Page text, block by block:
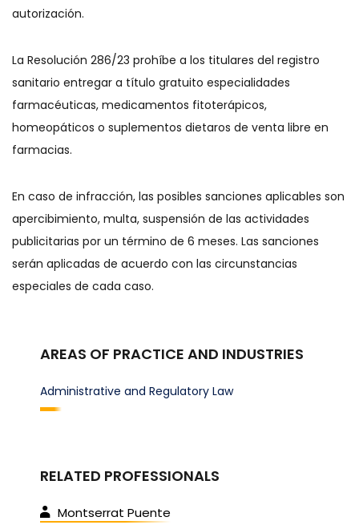
autorización.
La Resolución 286/23 prohíbe a los titulares del registro
sanitario entregar a título gratuito especialidades
farmacéuticas, medicamentos fitoterápicos,
homeopáticos o suplementos dietaros de venta libre en
farmacias.
En caso de infracción, las posibles sanciones aplicables son
apercibimiento, multa, suspensión de las actividades
publicitarias por un término de 6 meses. Las sanciones
serán aplicadas de acuerdo con las circunstancias
especiales de cada caso.
AREAS OF PRACTICE AND INDUSTRIES
Administrative and Regulatory Law
RELATED PROFESSIONALS
Montserrat Puente